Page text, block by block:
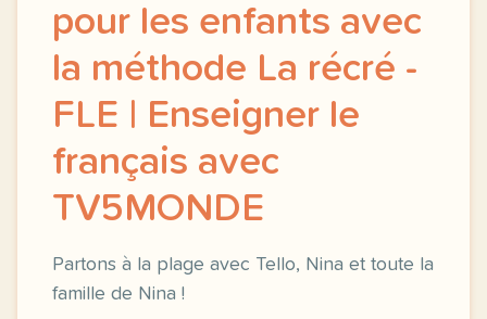
pour les enfants avec
la méthode La récré -
FLE | Enseigner le
français avec
TV5MONDE
Partons à la plage avec Tello, Nina et toute la
famille de Nina !